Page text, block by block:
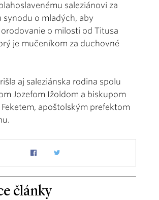
saleziánovi za
synodu o mladých, aby
o milosti od Titusa
je mučeníkom za duchovné
aj saleziánska rodina spolu
Jozefom Ižoldom a biskupom
apoštolským prefektom
články